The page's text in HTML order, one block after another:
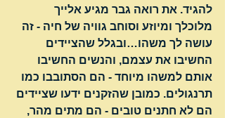
להגיד. את רואה גבר מגיע אלייך
מלוכלך ומיוזע וסוחב גוויה של חיה - זה
עושה לך משהו…ובגלל שהציידים
החשיבו את עצמם, והנשים החשיבו
אותם למשהו מיוחד - הם הסתובבו כמו
תרנגולים. כמובן שהזקנים ידעו שציידים
הם לא חתנים טובים - הם מתים מהר,